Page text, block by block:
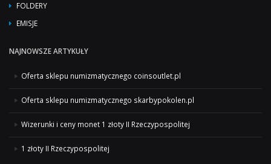
FOLDERY
EMISJE
NAJNOWSZE ARTYKUŁY
Oferta sklepu numizmatycznego coinsoutlet.pl
Oferta sklepu numizmatycznego skarbypokolen.pl
Wizerunki i ceny monet 1 złoty II Rzeczypospolitej
1 złoty II Rzeczypospolitej